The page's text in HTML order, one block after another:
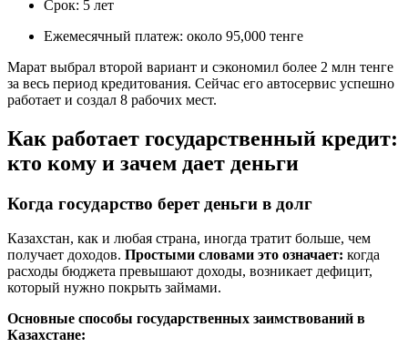
Срок: 5 лет
Ежемесячный платеж: около 95,000 тенге
Марат выбрал второй вариант и сэкономил более 2 млн тенге
за весь период кредитования. Сейчас его автосервис успешно
работает и создал 8 рабочих мест.
Как работает государственный кредит:
кто кому и зачем дает деньги
Когда государство берет деньги в долг
Казахстан, как и любая страна, иногда тратит больше, чем
получает доходов. Простыми словами это означает: когда
расходы бюджета превышают доходы, возникает дефицит,
который нужно покрыть займами.
Основные способы государственных заимствований в
Казахстане: